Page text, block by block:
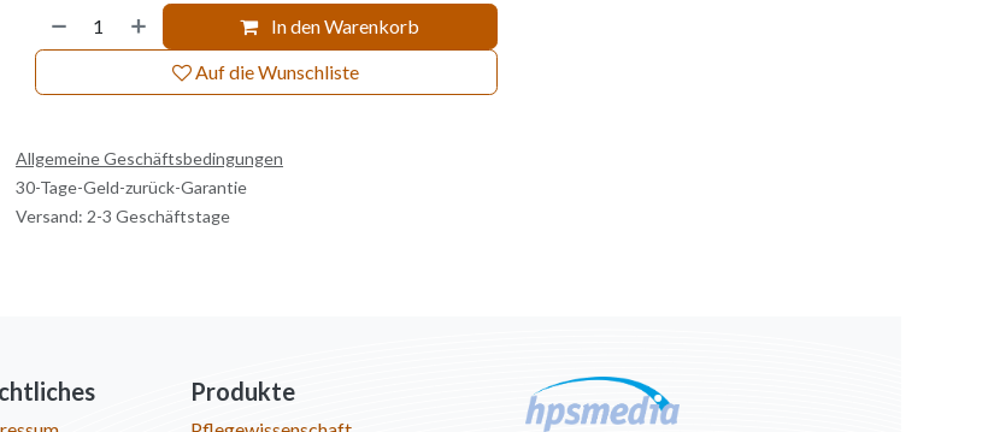
In den Warenkorb
Auf die Wunschliste
Allgemeine Geschäftsbedingungen
30-Tage-Geld-zurück-Garantie
Versand: 2-3 Geschäftstage
Produkte